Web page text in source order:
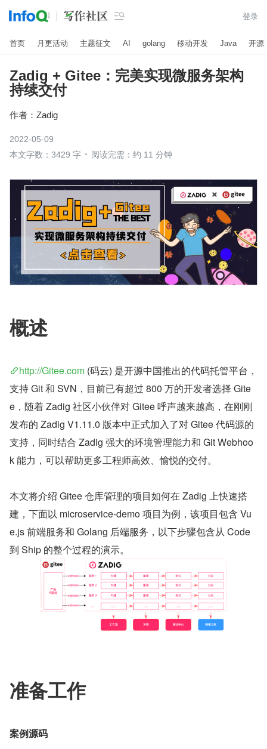
 登录
首页 月更活动 主题征文 AI golang 移动开发 Java 开源
Zadig + Gitee：完美实现微服务架构
持续交付
作者： Zadig
2022-05-09
本文字数：3429 字
阅读完需：约 11 分钟
概述
http://Gitee.com (码云) 是开源中国推出的代码托管平台，
支持 Git 和 SVN，目前已有超过 800 万的开发者选择 Gite
e，随着 Zadig 社区小伙伴对 Gitee 呼声越来越高，在刚刚
发布的 Zadig V1.11.0 版本中正式加入了对 Gitee 代码源的
支持，同时结合 Zadig 强大的环境管理能力和 Git Webhoo
k 能力，可以帮助更多工程师高效、愉悦的交付。
本文将介绍 Gitee 仓库管理的项目如何在 Zadig 上快速搭
建，下面以 microservice-demo 项目为例，该项目包含 Vu
e.js 前端服务和 Golang 后端服务，以下步骤包含从 Code
到 Ship 的整个过程的演示。
准备工作
案例源码